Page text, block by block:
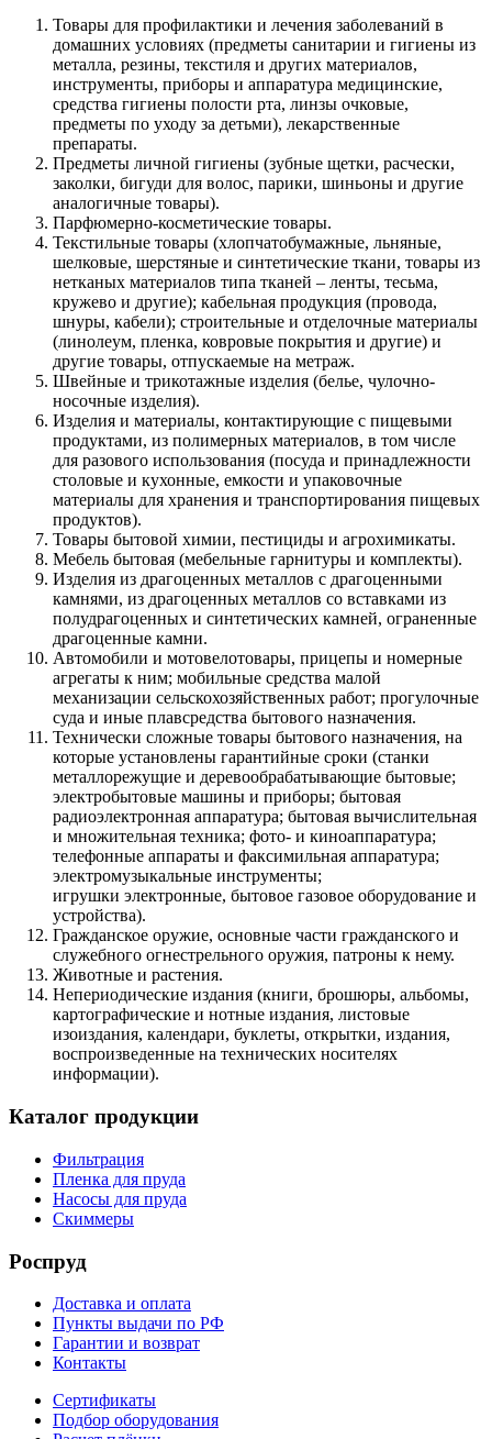
Товары для профилактики и лечения заболеваний в
домашних условиях (предметы санитарии и гигиены из
металла, резины, текстиля и других материалов,
инструменты, приборы и аппаратура медицинские,
средства гигиены полости рта, линзы очковые,
предметы по уходу за детьми), лекарственные
препараты.
Предметы личной гигиены (зубные щетки, расчески,
заколки, бигуди для волос, парики, шиньоны и другие
аналогичные товары).
Парфюмерно-косметические товары.
Текстильные товары (хлопчатобумажные, льняные,
шелковые, шерстяные и синтетические ткани, товары из
нетканых материалов типа тканей – ленты, тесьма,
кружево и другие); кабельная продукция (провода,
шнуры, кабели); строительные и отделочные материалы
(линолеум, пленка, ковровые покрытия и другие) и
другие товары, отпускаемые на метраж.
Швейные и трикотажные изделия (белье, чулочно-
носочные изделия).
Изделия и материалы, контактирующие с пищевыми
продуктами, из полимерных материалов, в том числе
для разового использования (посуда и принадлежности
столовые и кухонные, емкости и упаковочные
материалы для хранения и транспортирования пищевых
продуктов).
Товары бытовой химии, пестициды и агрохимикаты.
Мебель бытовая (мебельные гарнитуры и комплекты).
Изделия из драгоценных металлов с драгоценными
камнями, из драгоценных металлов со вставками из
полудрагоценных и синтетических камней, ограненные
драгоценные камни.
Автомобили и мотовелотовары, прицепы и номерные
агрегаты к ним; мобильные средства малой
механизации сельскохозяйственных работ; прогулочные
суда и иные плавсредства бытового назначения.
Технически сложные товары бытового назначения, на
которые установлены гарантийные сроки (станки
металлорежущие и деревообрабатывающие бытовые;
электробытовые машины и приборы; бытовая
радиоэлектронная аппаратура; бытовая вычислительная
и множительная техника; фото- и киноаппаратура;
телефонные аппараты и факсимильная аппаратура;
электромузыкальные инструменты;
игрушки электронные, бытовое газовое оборудование и
устройства).
Гражданское оружие, основные части гражданского и
служебного огнестрельного оружия, патроны к нему.
Животные и растения.
Непериодические издания (книги, брошюры, альбомы,
картографические и нотные издания, листовые
изоиздания, календари, буклеты, открытки, издания,
воспроизведенные на технических носителях
информации).
Каталог продукции
Фильтрация
Пленка для пруда
Насосы для пруда
Скиммеры
Роспруд
Доставка и оплата
Пункты выдачи по РФ
Гарантии и возврат
Контакты
Сертификаты
Подбор оборудования